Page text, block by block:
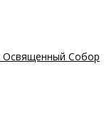
Освященный Собор